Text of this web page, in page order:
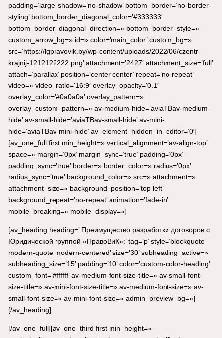
padding=’large’ shadow=’no-shadow’ bottom_border=’no-border-
styling’ bottom_border_diagonal_color=’#333333′
bottom_border_diagonal_direction=» bottom_border_style=»
custom_arrow_bg=» id=» color=’main_color’ custom_bg=»
src=’https://lgpravovik.by/wp-content/uploads/2022/06/czentr-
krajnij-1212122222.png’ attachment=’2427′ attachment_size=’full’
attach=’parallax’ position=’center center’ repeat=’no-repeat’
video=» video_ratio=’16:9′ overlay_opacity=’0.1′
overlay_color=’#0a0a0a’ overlay_pattern=»
overlay_custom_pattern=» av-medium-hide=’aviaTBav-medium-
hide’ av-small-hide=’aviaTBav-small-hide’ av-mini-
hide=’aviaTBav-mini-hide’ av_element_hidden_in_editor=’0′]
[av_one_full first min_height=» vertical_alignment=’av-align-top’
space=» margin=’0px’ margin_sync=’true’ padding=’0px’
padding_sync=’true’ border=» border_color=» radius=’0px’
radius_sync=’true’ background_color=» src=» attachment=»
attachment_size=» background_position=’top left’
background_repeat=’no-repeat’ animation=’fade-in’
mobile_breaking=» mobile_display=»]
[av_heading heading=’ Преимущество разработки договоров с
Юридической группой «ПравоВиК»:’ tag=’p’ style=’blockquote
modern-quote modern-centered’ size=’30’ subheading_active=»
subheading_size=’15’ padding=’10’ color=’custom-color-heading’
custom_font=’#ffffff’ av-medium-font-size-title=» av-small-font-
size-title=» av-mini-font-size-title=» av-medium-font-size=» av-
small-font-size=» av-mini-font-size=» admin_preview_bg=»]
[/av_heading]
[/av_one_full][av_one_third first min_height=»